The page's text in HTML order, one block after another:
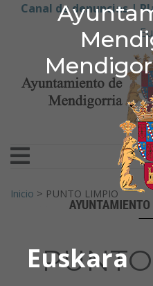
Euskara
Ir al contenido
Canal de denuncias |
Buscar:
Inicio > PUNTO LIMPIO